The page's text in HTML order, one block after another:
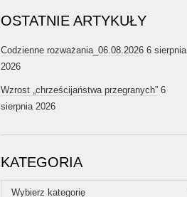
OSTATNIE ARTYKUŁY
Codzienne rozważania_06.08.2026 6 sierpnia
2026
Wzrost „chrześcijaństwa przegranych” 6
sierpnia 2026
KATEGORIA
Kategoria